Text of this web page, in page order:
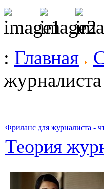
: Главная
журналиста
Фриланс для журналиста -
Теория